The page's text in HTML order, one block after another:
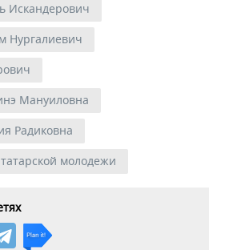
Искандерович
Нургалиевич
Мануиловна
Радиковна
молодежи